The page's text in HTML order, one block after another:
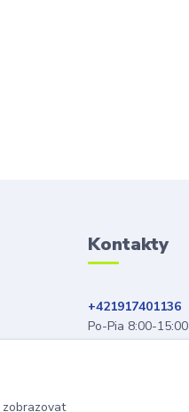
Kontakty
+421917401136
Po-Pia 8:00-15:00